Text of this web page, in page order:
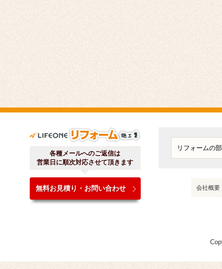
各種メールへのご返信は
営業日に順次対応させて頂きます
無料お見積り・お問い合わせ 会社概要